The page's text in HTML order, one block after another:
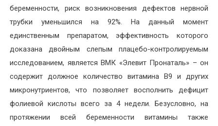
беременности, риск возникновения дефектов нервной
трубки уменьшился на 92%. На данный момент
единственным препаратом, эффективность которого
доказана двойным слепым плацебо-контролируемым
исследованием, является ВМК «Элевит Пронаталь» – он
содержит должное количество витамина В9 и других
микронутриентов, что позволяет восполнить дефицит
фолиевой кислоты всего за 4 недели. Безусловно, на
протяжении всей беременности витамины также